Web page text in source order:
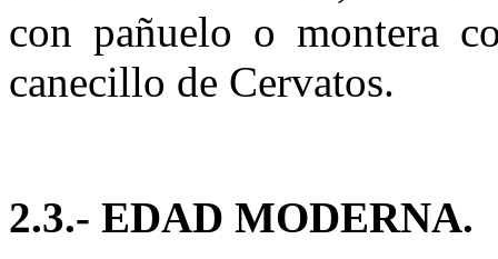
con pañuelo o montera
canecillo de Cervatos.
2.3.- EDAD MODERNA.